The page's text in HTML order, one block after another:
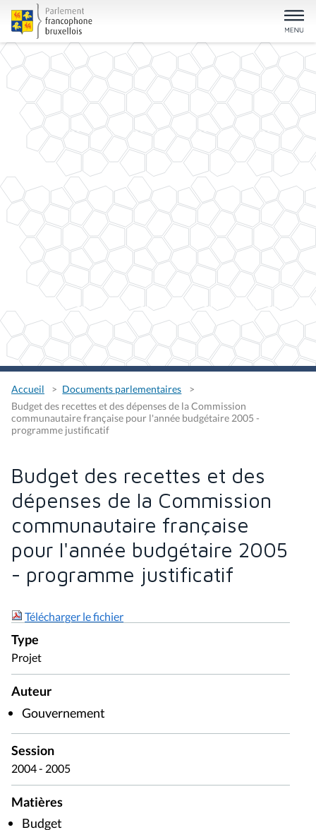
Accueil
Documents parlementaires
Budget des recettes et des dépenses de la Commission
communautaire française pour l'année budgétaire 2005 -
programme justificatif
Budget des recettes et des
dépenses de la Commission
communautaire française
pour l'année budgétaire 2005
- programme justificatif
Télécharger le fichier
Type
Projet
Auteur
Gouvernement
Session
2004 - 2005
Matières
Budget